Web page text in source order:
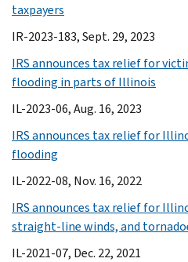
taxpayers
IR-2023-183, Sept. 29, 2023
IRS announces tax relief for
flooding in parts of Illinois
IL-2023-06, Aug. 16, 2023
IRS announces tax relief for
flooding
IL-2022-08, Nov. 16, 2022
IRS announces tax relief for
straight-line winds, and
IL-2021-07, Dec. 22, 2021